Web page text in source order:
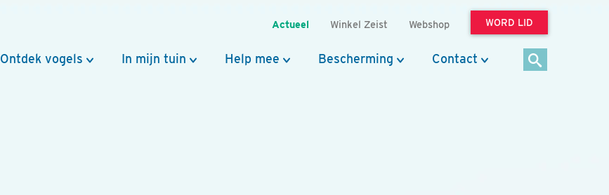
Actueel Winkel Zeist Webshop WORD LID
Ontdek vogels In mijn tuin Help mee Bescherming Contact